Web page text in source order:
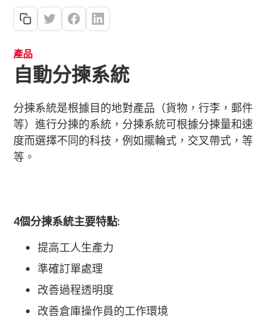
產品
自動分揀系統
分揀系統是根據目的地對產品（貨物，行李，郵件
等）進行分揀的系統，分揀系統可根據分揀量和速
度而選擇不同的科技，例如擺輪式，交叉帶式，等
等。
4個分揀系統主要特點:
提高工人生產力
準確訂單處理
改善過程透明度
改善倉庫操作員的工作環境